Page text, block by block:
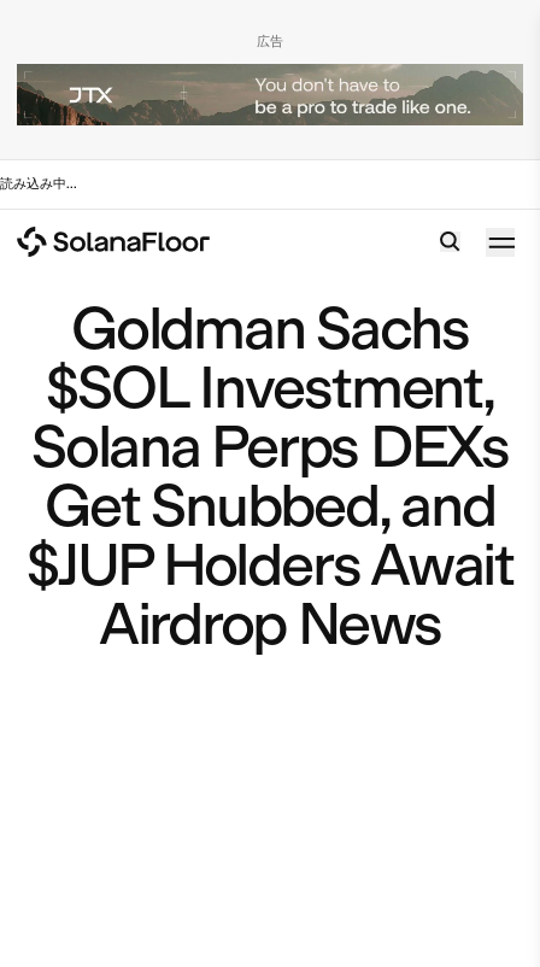
広告
読み込み中...
Goldman Sachs
$SOL Investment,
Solana Perps DEXs
Get Snubbed, and
$JUP Holders Await
Airdrop News